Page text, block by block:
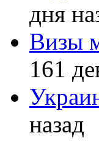
дня
Визы
161
назад